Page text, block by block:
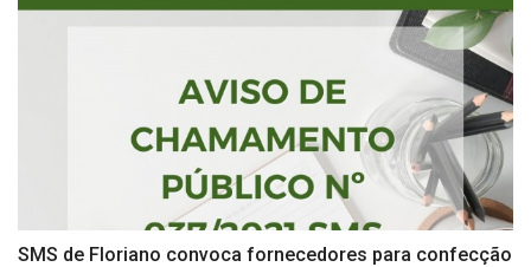
SMS de Floriano convoca fornecedores para confecção